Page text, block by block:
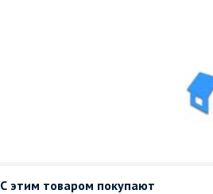
С этим товаром покупают